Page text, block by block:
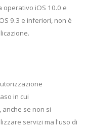
operativo iOS 10.0 e
9.3 e inferiori, non è
in cui
se non si
servizi ma l'uso di